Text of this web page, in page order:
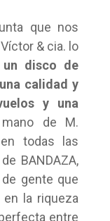
que nos
& cia. lo
un disco de
calidad y
y una
de M.
todas las
BANDAZA,
gente que
la riqueza
entre